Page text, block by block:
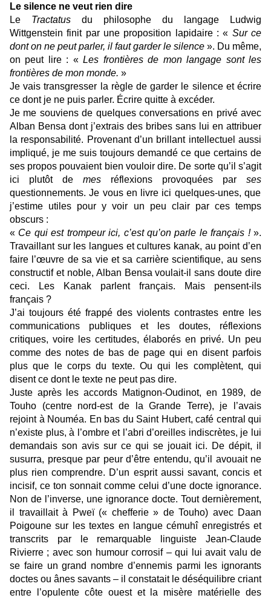
Le silence ne veut rien dire
Le Tractatus du philosophe du langage Ludwig
Wittgenstein finit par une proposition lapidaire : « Sur ce
dont on ne peut parler, il faut garder le silence ». Du même,
on peut lire : «Les frontières de mon langage sont les
frontières de mon monde. »
Je vais transgresser la règle de garder le silence et écrire
ce dont je ne puis parler. Écrire quitte à excéder.
Je me souviens de quelques conversations en privé avec
Alban Bensa dont j’extrais des bribes sans lui en attribuer
la responsabilité. Provenant d’un brillant intellectuel aussi
impliqué, je me suis toujours demandé ce que certains de
ses propos pouvaient bien vouloir dire. De sorte qu’il s’agit
ici plutôt de mes réflexions provoquées par ses
questionnements. Je vous en livre ici quelques-unes, que
j’estime utiles pour y voir un peu clair par ces temps
obscurs :
« Ce qui est trompeur ici, c’est qu’on parle le français !».
Travaillant sur les langues et cultures kanak, au point d’en
faire l’œuvre de sa vie et sa carrière scientifique, au sens
constructif et noble, Alban Bensa voulait-il sans doute dire
ceci. Les Kanak parlent français. Mais pensent-ils
français ?
J’ai toujours été frappé des violents contrastes entre les
communications publiques et les doutes, réflexions
critiques, voire les certitudes, élaborés en privé. Un peu
comme des notes de bas de page qui en disent parfois
plus que le corps du texte. Ou qui les complètent, qui
disent ce dont le texte ne peut pas dire.
Juste après les accords Matignon-Oudinot, en 1989, de
Touho (centre nord-est de la Grande Terre), je l’avais
rejoint à Nouméa. En bas du Saint Hubert, café central qui
n’existe plus, à l’ombre et l’abri d’oreilles indiscrètes, je lui
demandais son avis sur ce qui se jouait ici. De dépit, il
susurra, presque par peur d’être entendu, qu’il avouait ne
plus rien comprendre. D’un esprit aussi savant, concis et
incisif, ce ton sonnait comme celui d’une docte ignorance.
Non de l’inverse, une ignorance docte. Tout dernièrement,
il travaillait à Pweï (« chefferie » de Touho) avec Daan
Poigoune sur les textes en langue cémuhî enregistrés et
transcrits par le remarquable linguiste Jean-Claude
Rivierre ; avec son humour corrosif – qui lui avait valu de
se faire un grand nombre d’ennemis parmi les ignorants
doctes ou ânes savants – il constatait le déséquilibre criant
entre l’opulente côte ouest et la misère matérielle des